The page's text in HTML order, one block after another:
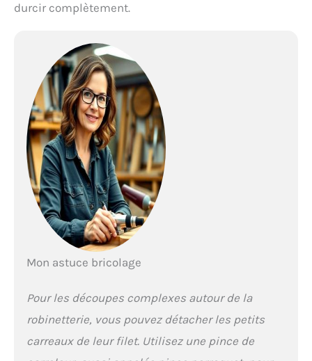
durcir complètement.
Mon astuce bricolage
Pour les découpes complexes autour de la
robinetterie, vous pouvez détacher les petits
carreaux de leur filet. Utilisez une pince de